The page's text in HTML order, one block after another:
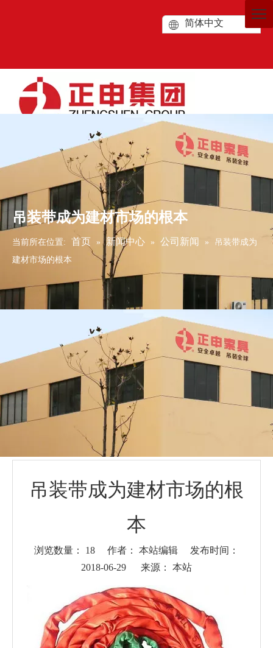
简体中文
吊装带成为建材市场的根本
当前所在位置: 首页 » 新闻中心 » 公司新闻 »
吊装带成为
建材市场的根本
吊装带成为建材市场的根
本
浏览数量： 18 作者： 本站编辑 发布时间：
2018-06-29 来源： 本站
["wechat","weibo","qzone","douban","email"]